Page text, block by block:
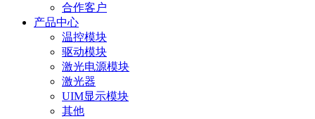
合作客户
产品中心
温控模块
驱动模块
激光电源模块
激光器
UIM显示模块
其他